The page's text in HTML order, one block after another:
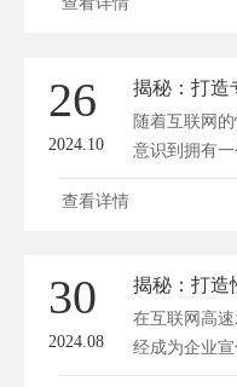
完成。 明确
前，首先...
26
2024.10
随着互联网
意识到拥有
人在初期了
幅度降低。
揭秘打造专
非你想的那
查看详情
30
2024.08
在互联网高
经成为企业
许多创业者